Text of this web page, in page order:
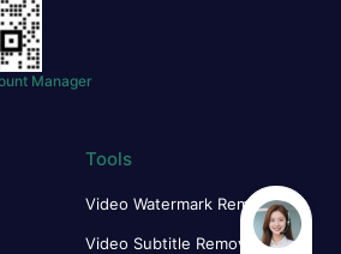
Manager
Tools
Video Watermark Remover
Video Subtitle Remover